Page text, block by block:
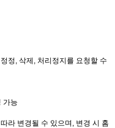
정, 삭제, 처리정지를 요청할 수
가능
라 변경될 수 있으며, 변경 시 홈